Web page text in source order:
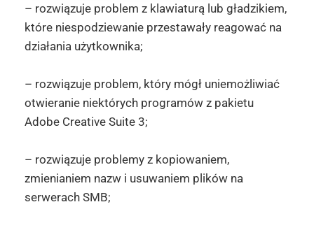
– rozwiązuje problem z klawiaturą lub gładzikiem,
które niespodziewanie przestawały reagować na
działania użytkownika;
– rozwiązuje problem, który mógł uniemożliwiać
otwieranie niektórych programów z pakietu
Adobe Creative Suite 3;
– rozwiązuje problemy z kopiowaniem,
zmienianiem nazw i usuwaniem plików na
serwerach SMB;